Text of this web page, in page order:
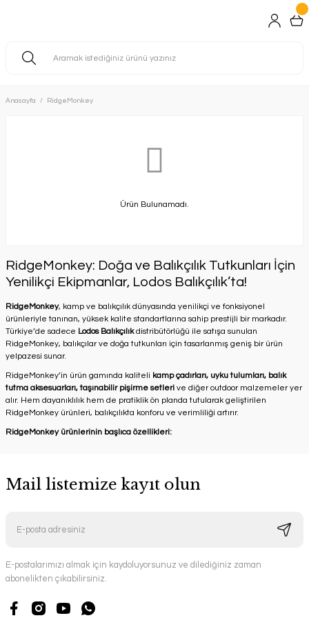
Anasayfa RidgeMonkey
Ürün Bulunamadı.
RidgeMonkey: Doğa ve Balıkçılık Tutkunları İçin
Yenilikçi Ekipmanlar, Lodos Balıkçılık’ta!
RidgeMonkey, kamp ve balıkçılık dünyasında yenilikçi ve fonksiyonel
ürünleriyle tanınan, yüksek kalite standartlarına sahip prestijli bir markadır.
Türkiye’de sadece Lodos Balıkçılıkdistribütörlüğü ile satışa sunulan
RidgeMonkey, balıkçılar ve doğa tutkunları için tasarlanmış geniş bir ürün
yelpazesi sunar.
RidgeMonkey’in ürün gamında kaliteli kamp çadırları, uyku tulumları, balık
tutma aksesuarları, taşınabilir pişirme setleri ve diğer outdoor malzemeler yer
alır. Hem dayanıklılık hem de pratiklik ön planda tutularak geliştirilen
RidgeMonkey ürünleri, balıkçılıkta konforu ve verimliliği artırır.
RidgeMonkey ürünlerinin başlıca özellikleri:
Mail listemize kayıt olun
E-postalarımızı almak için kaydoluyorsunuz ve dilediğiniz zaman
abonelikten çıkabilirsiniz.